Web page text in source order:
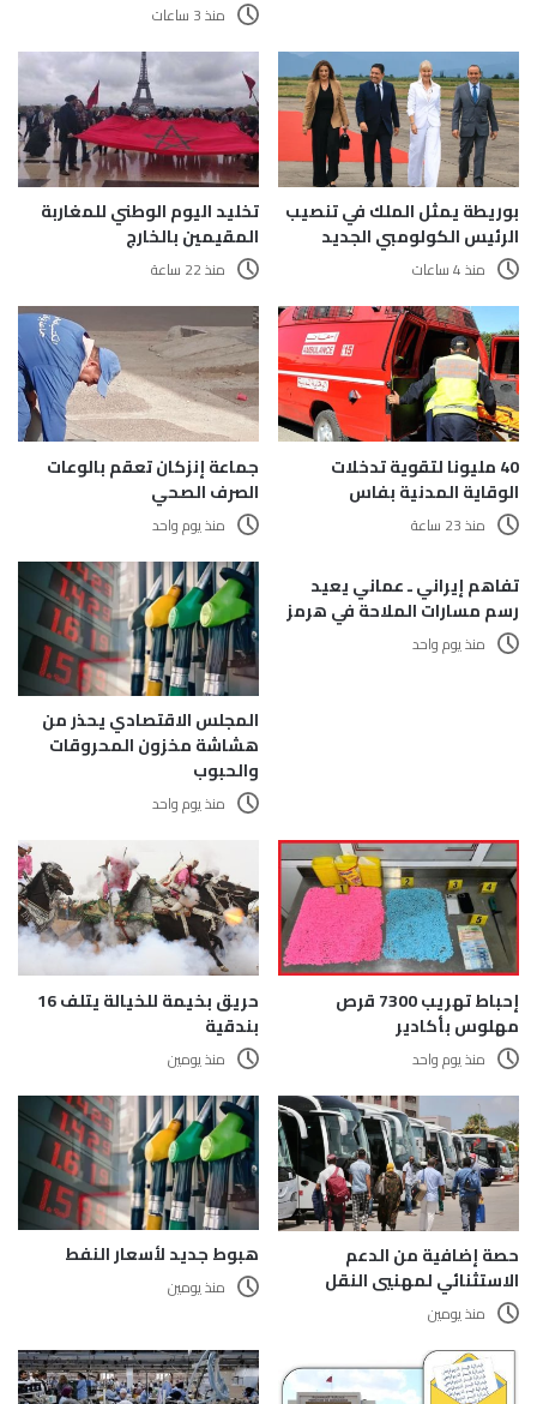
منذ 3 ساعات
بوريطة يمثل الملك في تنصيب
الرئيس الكولومبي الجديد
منذ 4 ساعات
تخليد اليوم الوطني للمغاربة
المقيمين بالخارج
منذ 22 ساعة
40 مليونا لتقوية تدخلات
الوقاية المدنية بفاس
منذ 23 ساعة
جماعة إنزكان تعقم بالوعات
الصرف الصحي
منذ يوم واحد
تفاهم إيراني ـ عماني يعيد
رسم مسارات الملاحة في هرمز
منذ يوم واحد
المجلس الاقتصادي يحذر من
هشاشة مخزون المحروقات
والحبوب
منذ يوم واحد
إحباط تهريب 7300 قرص
مهلوس بأكادير
منذ يوم واحد
حريق بخيمة للخيالة يتلف 16
بندقية
منذ يومين
حصة إضافية من الدعم
الاستثنائي لمهنيي النقل
منذ يومين
هبوط جديد لأسعار النفط
منذ يومين